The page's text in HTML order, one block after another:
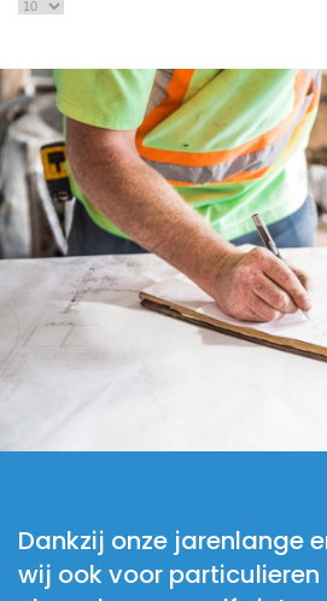
Dankzij onze jarenlange
wij ook voor particulieren